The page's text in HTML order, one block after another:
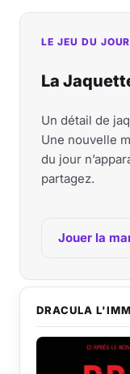
LE JEU DU
La
Un détail de
Une nouvelle
du jour
partagez.
Jouer la
DRACULA